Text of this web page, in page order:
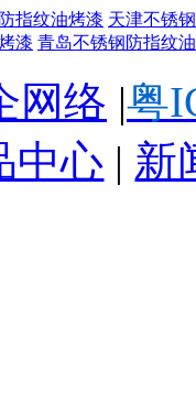
指纹油烤漆 天津不锈
漆 青岛不锈钢防指纹
网络 |粤
中心 | 新